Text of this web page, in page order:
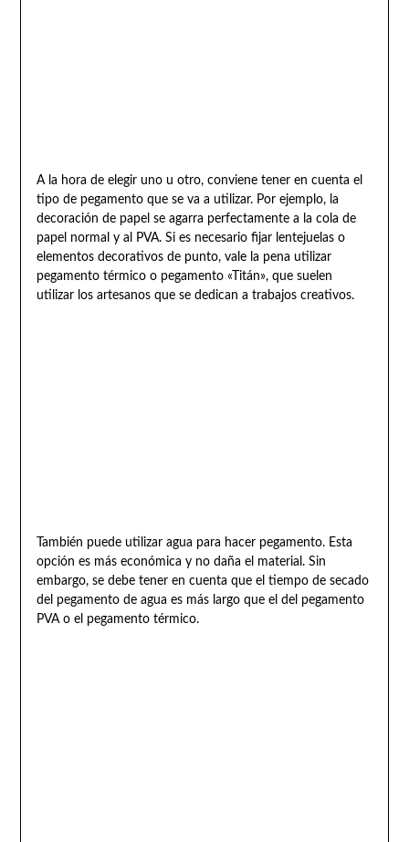
A la hora de elegir uno u otro, conviene tener en cuenta el
tipo de pegamento que se va a utilizar. Por ejemplo, la
decoración de papel se agarra perfectamente a la cola de
papel normal y al PVA. Si es necesario fijar lentejuelas o
elementos decorativos de punto, vale la pena utilizar
pegamento térmico o pegamento «Titán», que suelen
utilizar los artesanos que se dedican a trabajos creativos.
También puede utilizar agua para hacer pegamento. Esta
opción es más económica y no daña el material. Sin
embargo, se debe tener en cuenta que el tiempo de secado
del pegamento de agua es más largo que el del pegamento
PVA o el pegamento térmico.